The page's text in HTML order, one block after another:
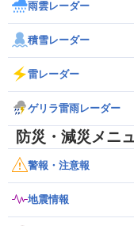
雨雲レーダー
積雪レーダー
雷レーダー
ゲリラ雷雨レーダー
防災・減災メニ
警報・注意報
地震情報